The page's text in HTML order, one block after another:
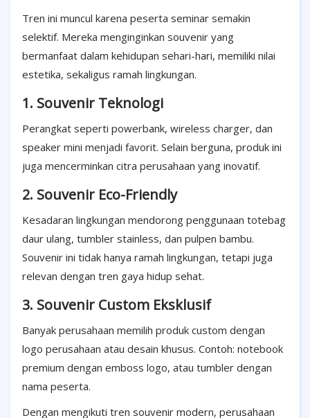
Tren ini muncul karena peserta seminar semakin
selektif. Mereka menginginkan souvenir yang
bermanfaat dalam kehidupan sehari-hari, memiliki nilai
estetika, sekaligus ramah lingkungan.
1. Souvenir Teknologi
Perangkat seperti powerbank, wireless charger, dan
speaker mini menjadi favorit. Selain berguna, produk ini
juga mencerminkan citra perusahaan yang inovatif.
2. Souvenir Eco-Friendly
Kesadaran lingkungan mendorong penggunaan totebag
daur ulang, tumbler stainless, dan pulpen bambu.
Souvenir ini tidak hanya ramah lingkungan, tetapi juga
relevan dengan tren gaya hidup sehat.
3. Souvenir Custom Eksklusif
Banyak perusahaan memilih produk custom dengan
logo perusahaan atau desain khusus. Contoh: notebook
premium dengan emboss logo, atau tumbler dengan
nama peserta.
Dengan mengikuti tren souvenir modern, perusahaan